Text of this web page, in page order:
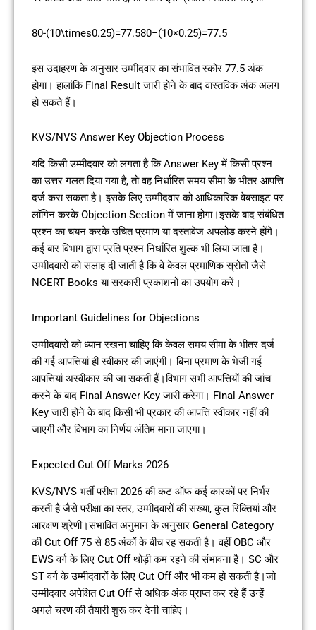
80-(10\times0.25)=77.580−(10×0.25)=77.5
इस उदाहरण के अनुसार उम्मीदवार का संभावित स्कोर 77.5 अंक
होगा। हालांकि Final Result जारी होने के बाद वास्तविक अंक अलग
हो सकते हैं।
KVS/NVS Answer Key Objection Process
यदि किसी उम्मीदवार को लगता है कि Answer Key में किसी प्रश्न
का उत्तर गलत दिया गया है, तो वह निर्धारित समय सीमा के भीतर आपत्ति
दर्ज करा सकता है। इसके लिए उम्मीदवार को आधिकारिक वेबसाइट पर
लॉगिन करके Objection Section में जाना होगा।इसके बाद संबंधित
प्रश्न का चयन करके उचित प्रमाण या दस्तावेज अपलोड करने होंगे।
कई बार विभाग द्वारा प्रति प्रश्न निर्धारित शुल्क भी लिया जाता है।
उम्मीदवारों को सलाह दी जाती है कि वे केवल प्रमाणिक स्रोतों जैसे
NCERT Books या सरकारी प्रकाशनों का उपयोग करें।
Important Guidelines for Objections
उम्मीदवारों को ध्यान रखना चाहिए कि केवल समय सीमा के भीतर दर्ज
की गई आपत्तियां ही स्वीकार की जाएंगी। बिना प्रमाण के भेजी गई
आपत्तियां अस्वीकार की जा सकती हैं।विभाग सभी आपत्तियों की जांच
करने के बाद Final Answer Key जारी करेगा। Final Answer
Key जारी होने के बाद किसी भी प्रकार की आपत्ति स्वीकार नहीं की
जाएगी और विभाग का निर्णय अंतिम माना जाएगा।
Expected Cut Off Marks 2026
KVS/NVS भर्ती परीक्षा 2026 की कट ऑफ कई कारकों पर निर्भर
करती है जैसे परीक्षा का स्तर, उम्मीदवारों की संख्या, कुल रिक्तियां और
आरक्षण श्रेणी।संभावित अनुमान के अनुसार General Category
की Cut Off 75 से 85 अंकों के बीच रह सकती है। वहीं OBC और
EWS वर्ग के लिए Cut Off थोड़ी कम रहने की संभावना है। SC और
ST वर्ग के उम्मीदवारों के लिए Cut Off और भी कम हो सकती है।जो
उम्मीदवार अपेक्षित Cut Off से अधिक अंक प्राप्त कर रहे हैं उन्हें
अगले चरण की तैयारी शुरू कर देनी चाहिए।